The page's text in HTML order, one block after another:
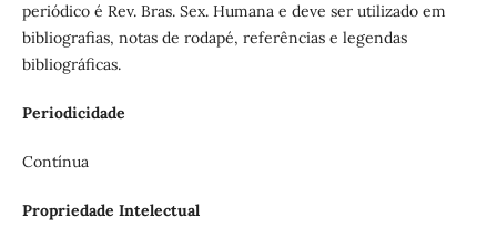
periódico é Rev. Bras. Sex. Humana e deve ser utilizado em
bibliografias, notas de rodapé, referências e legendas
bibliográficas.
Periodicidade
Contínua
Propriedade Intelectual